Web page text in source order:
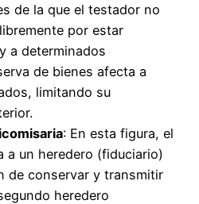
de la que el testador no
por estar
a determinados
de bienes afecta a
limitando su
: En esta figura, el
a un heredero (fiduciario)
de conservar y transmitir
heredero